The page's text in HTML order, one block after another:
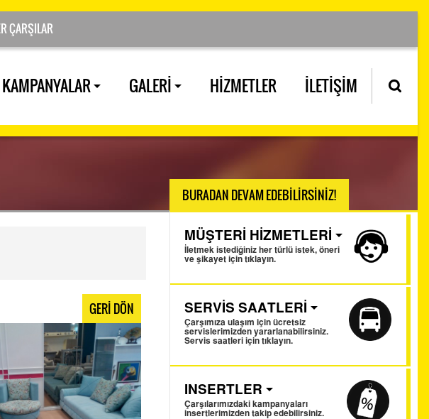
KAMPANYALAR GALERİ HİZMETLER İLETİŞİM
GERİ DÖN
BURADAN DEVAM EDEBİLİRSİNİZ!
MÜŞTERİ HİZMETLERİ
İletmek istediğiniz her türlü istek, öneri
ve şikayet için tıklayın.
SERVİS SAATLERİ
Çarşımıza ulaşım için ücretsiz
servislerimizden yararlanabilirsiniz.
Servis saatleri için tıklayın.
INSERTLER
Çarşılarımızdaki kampanyaları
insertlerimizden takip edebilirsiniz.